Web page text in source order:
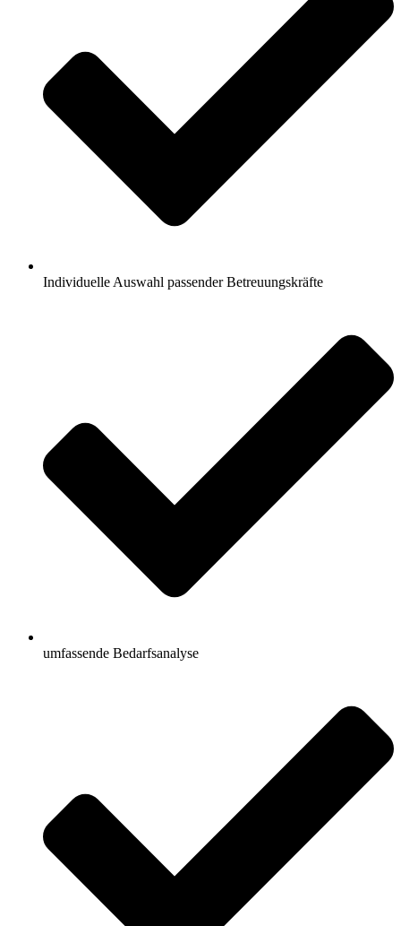
Individuelle Auswahl passender Betreuungskräfte
umfassende Bedarfsanalyse